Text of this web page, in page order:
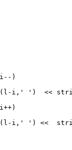
i -- )
( l - i , ' ' ) <<
i ++)
( l - i , ' ' ) <<